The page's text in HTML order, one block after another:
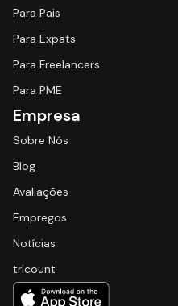
Para Pais
Para Expats
Para Freelancers
Para PME
Empresa
Sobre Nós
Blog
Avaliações
Empregos
Notícias
tricount